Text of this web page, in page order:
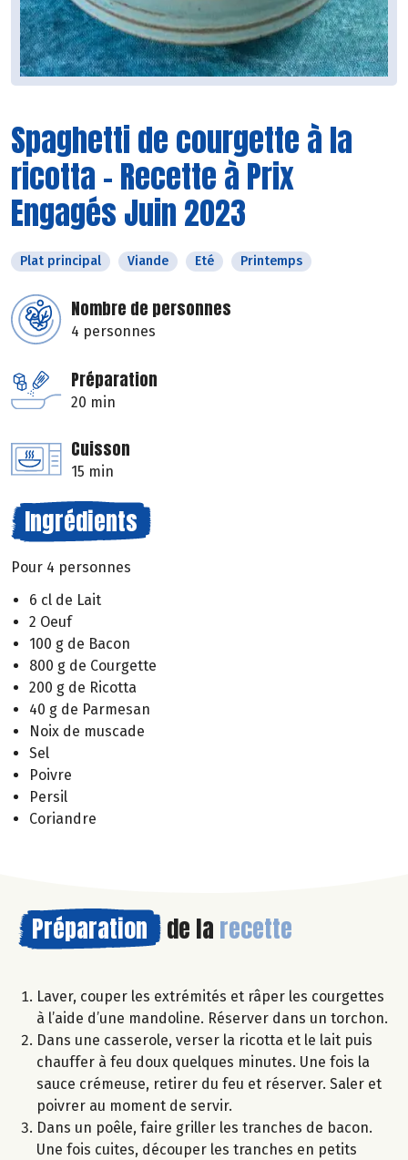
Spaghetti de courgette à la
ricotta - Recette à Prix
Engagés Juin 2023
Plat principal Viande Eté Printemps
Nombre de personnes
4 personnes
Préparation
20 min
Cuisson
15 min
Ingrédients
Pour 4 personnes
6 cl de Lait
2 Oeuf
100 g de Bacon
800 g de Courgette
200 g de Ricotta
40 g de Parmesan
Noix de muscade
Sel
Poivre
Persil
Coriandre
Préparation de la recette
Laver, couper les extrémités et râper les courgettes
à l’aide d’une mandoline. Réserver dans un torchon.
Dans une casserole, verser la ricotta et le lait puis
chauffer à feu doux quelques minutes. Une fois la
sauce crémeuse, retirer du feu et réserver. Saler et
poivrer au moment de servir.
Dans un poêle, faire griller les tranches de bacon.
Une fois cuites, découper les tranches en petits